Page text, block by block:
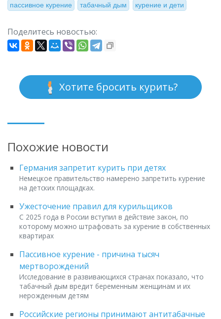
пассивное курение табачный дым курение и дети
Поделитесь новостью:
Хотите бросить курить?
Похожие новости
Германия запретит курить при детях
Немецкое правительство намерено запретить курение
на детских площадках.
Ужесточение правил для курильщиков
С 2025 года в России вступил в действие закон, по
которому можно штрафовать за курение в собственных
квартирах
Пассивное курение - причина тысяч
мертворождений
Исследование в развивающихся странах показало, что
табачный дым вредит беременным женщинам и их
нерожденным детям
Российские регионы принимают антитабачные